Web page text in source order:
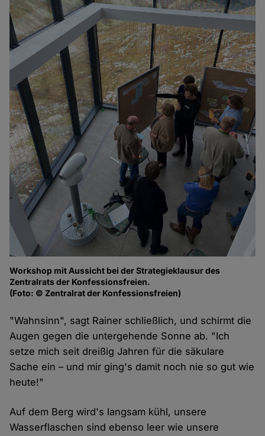
Workshop mit Aussicht bei der Strategieklausur des
Zentralrats der Konfessionsfreien.
(Foto: © Zentralrat der Konfessionsfreien)
"Wahnsinn", sagt Rainer schließlich, und schirmt die
Augen gegen die untergehende Sonne ab. "Ich
setze mich seit dreißig Jahren für die säkulare
Sache ein – und mir ging's damit noch nie so gut wie
heute!"
Auf dem Berg wird's langsam kühl, unsere
Wasserflaschen sind ebenso leer wie unsere